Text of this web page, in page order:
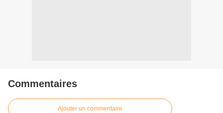
Commentaires
Ajouter un commentaire